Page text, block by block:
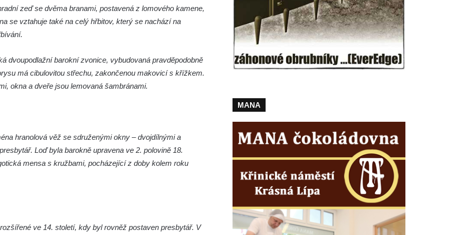
zeď se dvěma branami, postavená z lomového kamene,
se vztahuje také na celý hřbitov, který se nachází na
dvoupodlažní barokní zvonice, vybudovaná pravděpodobně
má cibulovitou střechu, zakončenou makovicí s křížkem.
okna a dveře jsou lemovaná šambránami.
hranolová věž se sdruženými okny – dvojdílnými a
Loď byla barokně upravena ve 2. polovině 18.
mensa s kružbami, pocházející z doby kolem roku
ve 14. století, kdy byl rovněž postaven presbytář. V
MANA